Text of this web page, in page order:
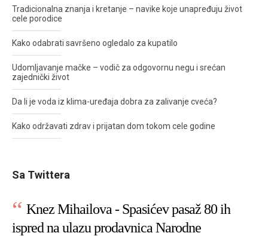
Tradicionalna znanja i kretanje – navike koje unapređuju život
cele porodice
Kako odabrati savršeno ogledalo za kupatilo
Udomljavanje mačke – vodič za odgovornu negu i srećan
zajednički život
Da li je voda iz klima-uređaja dobra za zalivanje cveća?
Kako održavati zdrav i prijatan dom tokom cele godine
Sa Twittera
Knez Mihailova - Spasićev pasaž 80 ih
ispred na ulazu prodavnica Narodne